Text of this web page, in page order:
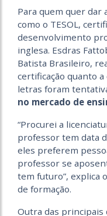
Para quem quer dar
como o TESOL,
desenvolvimento
inglesa. Esdras
Batista Brasileiro,
certificação quanto a
letras foram
no mercado de
“Procurei a
professor tem data
eles preferem
professor se
tem futuro”, explica
de formação.
Outra das